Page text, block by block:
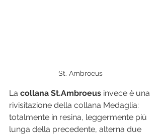
St. Ambroeus
La collana St.Ambroeus invece è una
rivisitazione della collana Medaglia:
totalmente in resina, leggermente più
lunga della precedente, alterna due